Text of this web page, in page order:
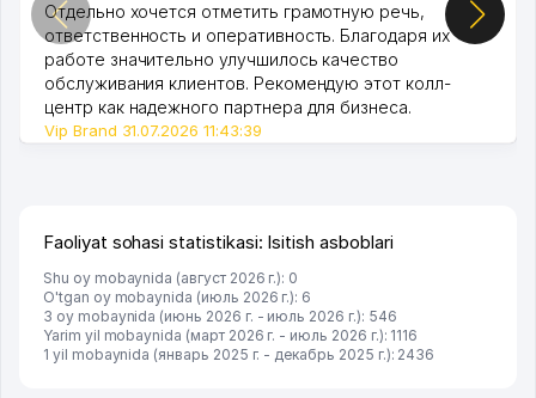
Отдельно хочется отметить грамотную речь,
ответственность и оперативность. Благодаря их
работе значительно улучшилось качество
обслуживания клиентов. Рекомендую этот колл-
центр как надежного партнера для бизнеса.
Vip Brand 31.07.2026 11:43:39
Faoliyat sohasi statistikasi: Isitish asboblari
Shu oy mobaynida (август 2026 г.): 0
O'tgan oy mobaynida (июль 2026 г.): 6
3 oy mobaynida (июнь 2026 г. - июль 2026 г.): 546
Yarim yil mobaynida (март 2026 г. - июль 2026 г.): 1116
1 yil mobaynida (январь 2025 г. - декабрь 2025 г.): 2436